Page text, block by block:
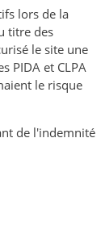
lors de la
titre des
le site une
PIDA et CLPA
le risque
de l'indemnité